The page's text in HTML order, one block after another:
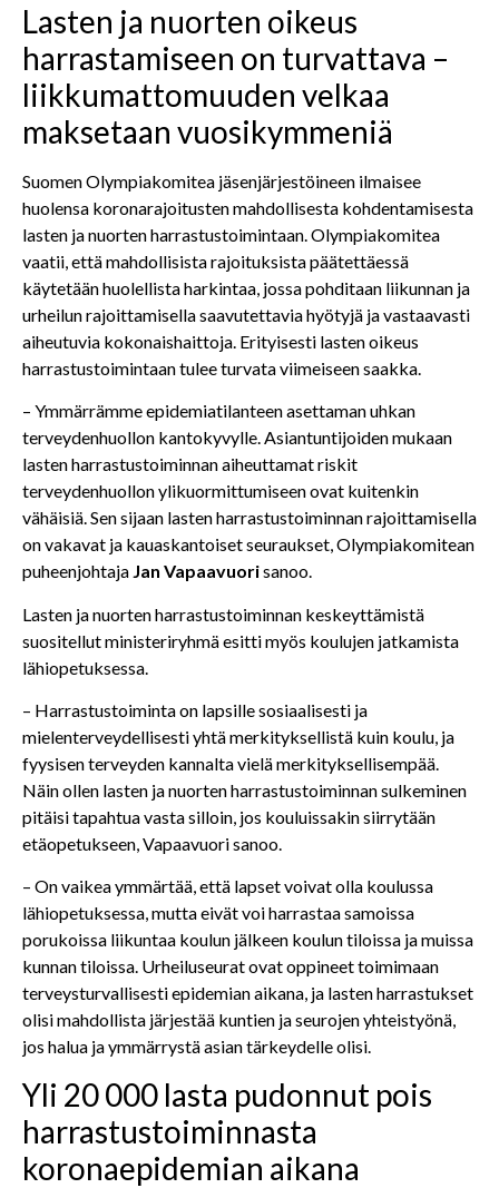
Lasten ja nuorten oikeus
harrastamiseen on turvattava –
liikkumattomuuden velkaa
maksetaan vuosikymmeniä
Suomen Olympiakomitea jäsenjärjestöineen ilmaisee
huolensa koronarajoitusten mahdollisesta kohdentamisesta
lasten ja nuorten harrastustoimintaan. Olympiakomitea
vaatii, että mahdollisista rajoituksista päätettäessä
käytetään huolellista harkintaa, jossa pohditaan liikunnan ja
urheilun rajoittamisella saavutettavia hyötyjä ja vastaavasti
aiheutuvia kokonaishaittoja. Erityisesti lasten oikeus
harrastustoimintaan tulee turvata viimeiseen saakka.
– Ymmärrämme epidemiatilanteen asettaman uhkan
terveydenhuollon kantokyvylle. Asiantuntijoiden mukaan
lasten harrastustoiminnan aiheuttamat riskit
terveydenhuollon ylikuormittumiseen ovat kuitenkin
vähäisiä. Sen sijaan lasten harrastustoiminnan rajoittamisella
on vakavat ja kauaskantoiset seuraukset, Olympiakomitean
puheenjohtaja Jan Vapaavuorisanoo.
Lasten ja nuorten harrastustoiminnan keskeyttämistä
suositellut ministeriryhmä esitti myös koulujen jatkamista
lähiopetuksessa.
– Harrastustoiminta on lapsille sosiaalisesti ja
mielenterveydellisesti yhtä merkityksellistä kuin koulu, ja
fyysisen terveyden kannalta vielä merkityksellisempää.
Näin ollen lasten ja nuorten harrastustoiminnan sulkeminen
pitäisi tapahtua vasta silloin, jos kouluissakin siirrytään
etäopetukseen, Vapaavuori sanoo.
– On vaikea ymmärtää, että lapset voivat olla koulussa
lähiopetuksessa, mutta eivät voi harrastaa samoissa
porukoissa liikuntaa koulun jälkeen koulun tiloissa ja muissa
kunnan tiloissa. Urheiluseurat ovat oppineet toimimaan
terveysturvallisesti epidemian aikana, ja lasten harrastukset
olisi mahdollista järjestää kuntien ja seurojen yhteistyönä,
jos halua ja ymmärrystä asian tärkeydelle olisi.
Yli 20 000 lasta pudonnut pois
harrastustoiminnasta
koronaepidemian aikana